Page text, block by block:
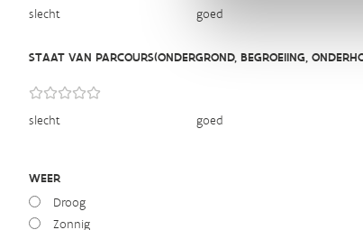
slecht goed
STAAT VAN PARCOURS(ONDERGROND, BEGROEIING,
slecht goed
WEER
Droog
Zonnig